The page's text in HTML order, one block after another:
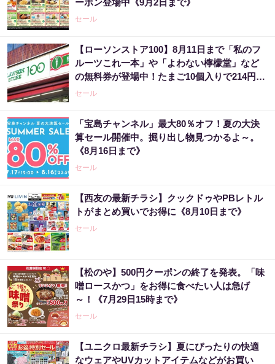
ーポン登場中《9月2日まで》
セール
【ローソンストア100】8月11日まで「私のフ
ルーツこれ一本」や「よわない檸檬堂」など
の無料券が登場中！たまご10個入りで214円な
どのお得企画も見逃せない。
セール
「宝島チャンネル」最大80％オフ！夏の大決
算セール開催中。掘り出し物見つかるよ～。
《8月16日まで》
セール
【西友の最新チラシ】クックドゥやPBレトル
トがまとめ買いでお得に《8月10日まで》
セール
【松のや】500円クーポンの終了を発表。「味
噌ロースかつ」をお得に食べたい人は急げ
～！《7月29日15時まで》
セール
【ユニクロ最新チラシ】夏にぴったりの快適
なウェアやUVカットアイテムなどがお買い